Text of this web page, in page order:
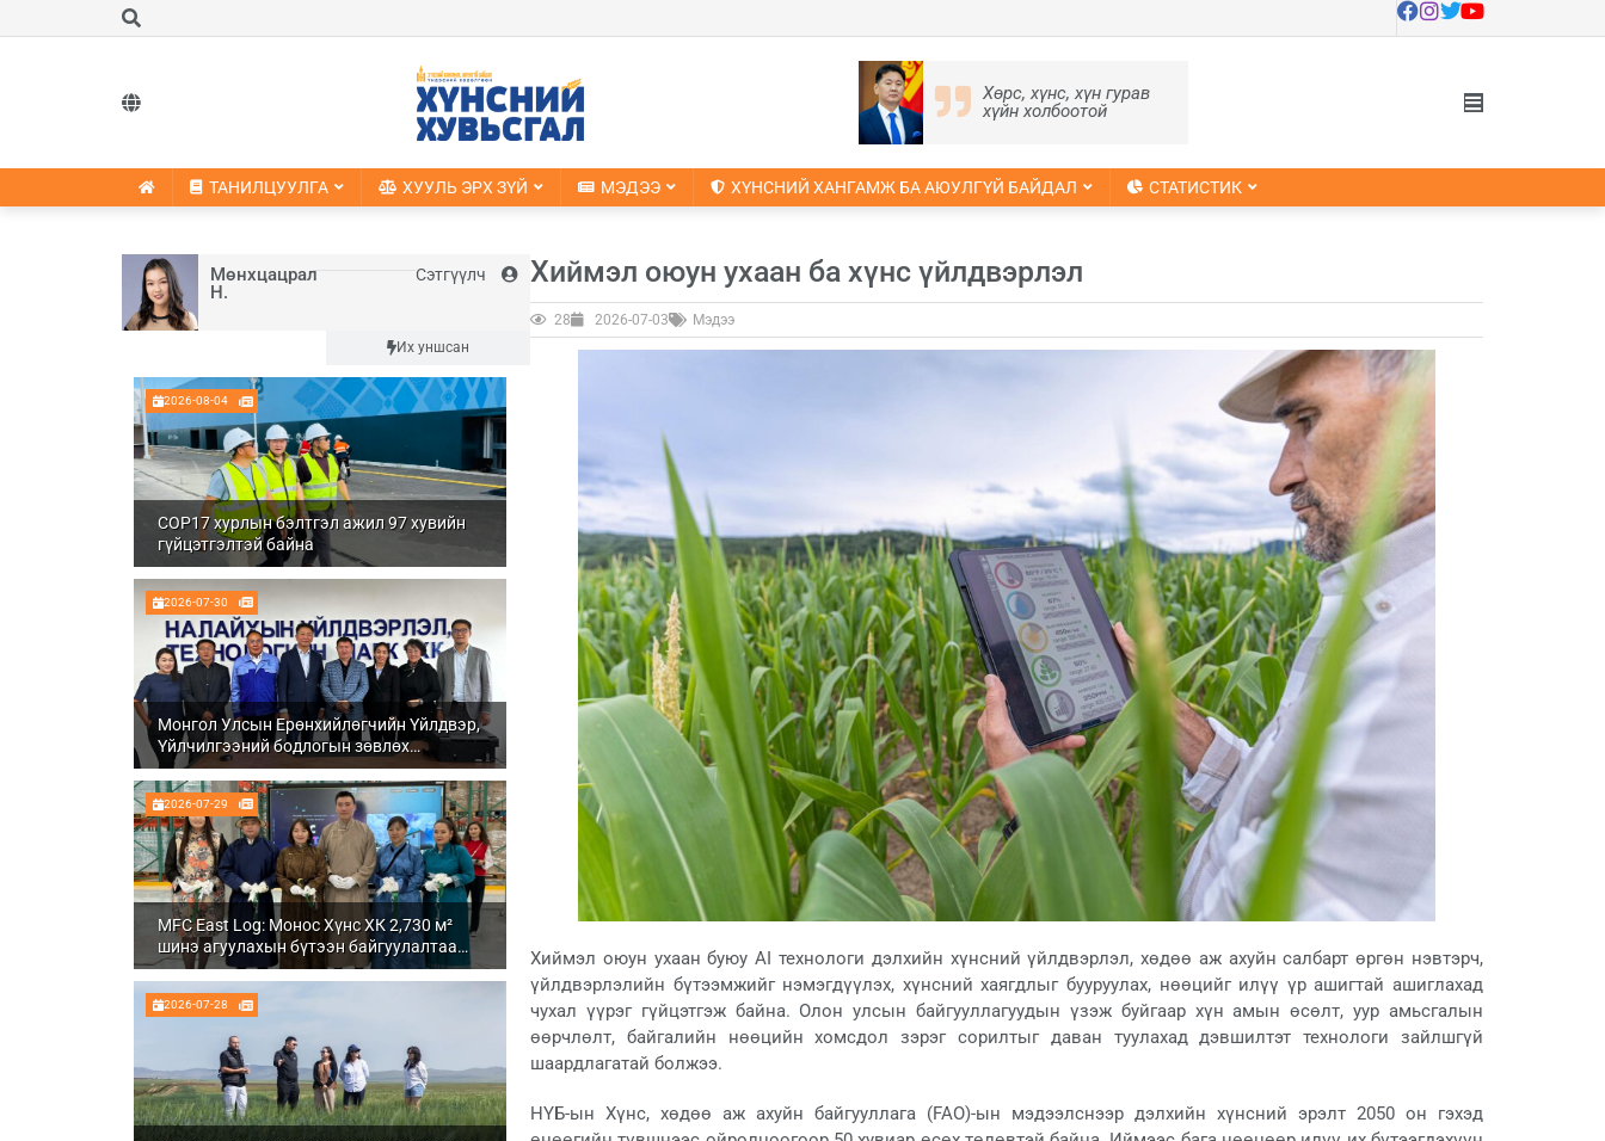
Хөрс, хүнс, хүн гурав
хүйн холбоотой
ТАНИЛЦУУЛГА ХУУЛЬ ЭРХ ЗҮЙ МЭДЭЭ ХҮНСНИЙ ХАНГАМЖ БА АЮУЛГҮЙ БАЙДАЛ СТАТИСТИК
Мөнхцацрал
Н.
Сэтгүүлч
Их уншсан
2026-08-04
COP17 хурлын бэлтгэл ажил 97 хувийн
гүйцэтгэлтэй байна
2026-07-30
Монгол Улсын Ерөнхийлөгчийн Үйлдвэр,
Үйлчилгээний бодлогын зөвлөх
Ч.Даваабаяр Налайх дүүргийн
Үйлдвэрлэл, технологийн парк ХК болон
Налуу-Ухаа эдийн засгийн тусгай бүсэд
ажиллалаа
2026-07-29
MFC East Log: Монос Хүнс ХК 2,730 м²
шинэ агуулахын бүтээн байгуулалтаа
бүрэн дуусгаж, ашиглалтад орууллаа
2026-07-28
Хиймэл оюун ухаан ба хүнс үйлдвэрлэл
28 2026-07-03 Мэдээ
Хиймэл оюун ухаан буюу AI технологи дэлхийн хүнсний үйлдвэрлэл, хөдөө аж ахуйн салбарт өргөн нэвтэрч,
үйлдвэрлэлийн бүтээмжийг нэмэгдүүлэх, хүнсний хаягдлыг бууруулах, нөөцийг илүү үр ашигтай ашиглахад
чухал үүрэг гүйцэтгэж байна. Олон улсын байгууллагуудын үзэж буйгаар хүн амын өсөлт, уур амьсгалын
өөрчлөлт, байгалийн нөөцийн хомсдол зэрэг сорилтыг даван туулахад дэвшилтэт технологи зайлшгүй
шаардлагатай болжээ.
НҮБ-ын Хүнс, хөдөө аж ахуйн байгууллага (FAO)-ын мэдээлснээр дэлхийн хүнсний эрэлт 2050 он гэхэд